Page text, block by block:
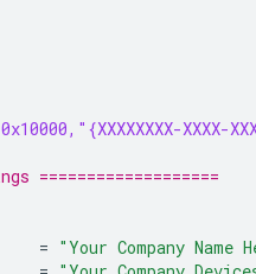
XXXX-
===================
= "Your Company Name